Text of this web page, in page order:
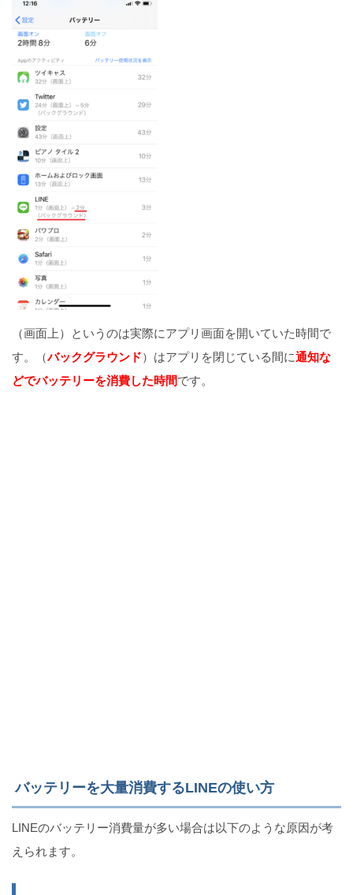
（画面上）というのは実際にアプリ画面を開いていた時間で
す。（バックグラウンド）はアプリを閉じている間に通知な
どでバッテリーを消費した時間です。
バッテリーを大量消費するLINEの使い方
LINEのバッテリー消費量が多い場合は以下のような原因が考
えられます。